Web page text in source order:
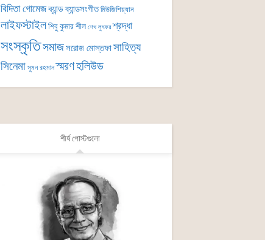
বিদিতা গোমেজব্যান্ডব্যান্ডসংগীত মিউজিশিয়্যান
লাইফস্টাইলশিবু কুমার শীল শেখ লুৎফর শ্রদ্ধা
সংস্কৃতিসমাজসরোজ মোস্তফাসাহিত্য
সিনেমা সুমন রহমান স্মরণহলিউড
শীর্ষ পোস্টগুলো